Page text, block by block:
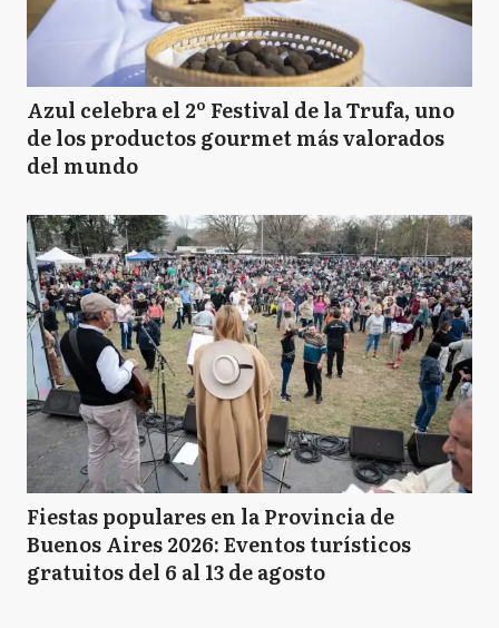
Azul celebra el 2º Festival de la Trufa, uno
de los productos gourmet más valorados
del mundo
Fiestas populares en la Provincia de
Buenos Aires 2026: Eventos turísticos
gratuitos del 6 al 13 de agosto